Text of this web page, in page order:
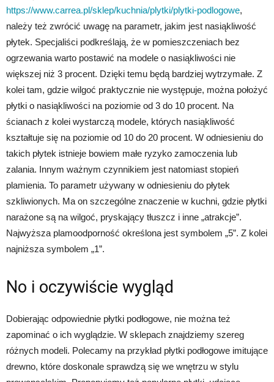
https://www.carrea.pl/sklep/kuchnia/plytki/plytki-podlogowe,
należy też zwrócić uwagę na parametr, jakim jest nasiąkliwość
płytek. Specjaliści podkreślają, że w pomieszczeniach bez
ogrzewania warto postawić na modele o nasiąkliwości nie
większej niż 3 procent. Dzięki temu będą bardziej wytrzymałe. Z
kolei tam, gdzie wilgoć praktycznie nie występuje, można położyć
płytki o nasiąkliwości na poziomie od 3 do 10 procent. Na
ścianach z kolei wystarczą modele, których nasiąkliwość
kształtuje się na poziomie od 10 do 20 procent. W odniesieniu do
takich płytek istnieje bowiem małe ryzyko zamoczenia lub
zalania. Innym ważnym czynnikiem jest natomiast stopień
plamienia. To parametr używany w odniesieniu do płytek
szkliwionych. Ma on szczególne znaczenie w kuchni, gdzie płytki
narażone są na wilgoć, pryskający tłuszcz i inne „atrakcje”.
Najwyższa plamoodporność określona jest symbolem „5”. Z kolei
najniższa symbolem „1”.
No i oczywiście wygląd
Dobierając odpowiednie płytki podłogowe, nie można też
zapominać o ich wyglądzie. W sklepach znajdziemy szereg
różnych modeli. Polecamy na przykład płytki podłogowe imitujące
drewno, które doskonale sprawdzą się we wnętrzu w stylu